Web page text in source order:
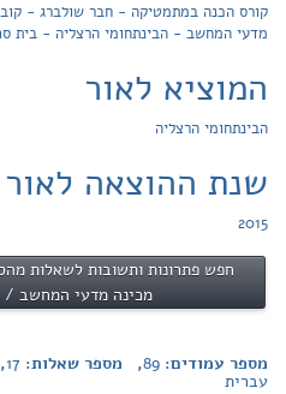
קורס הכנה במתמטיקה - חבר שולברג -
מדעי המחשב - הבינתחומי הרצליה - בית
המוציא לאור
הבינתחומי הרצליה
שנת ההוצאה לאור
2015
חפש פתרונות ותשובות לשאלות
מכינה מדעי המחשב /
מספר עמודים: 89, מספר שאלות: 17
עברית